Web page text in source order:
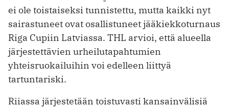
ei ole toistaiseksi tunnistettu, mutta kaikki nyt
sairastuneet ovat osallistuneet jääkiekkoturnaus
Riga Cupiin Latviassa. THL arvioi, että alueella
järjestettävien urheilutapahtumien
yhteisruokailuihin voi edelleen liittyä
tartuntariski.
Riiassa järjestetään toistuvasti kansainvälisiä